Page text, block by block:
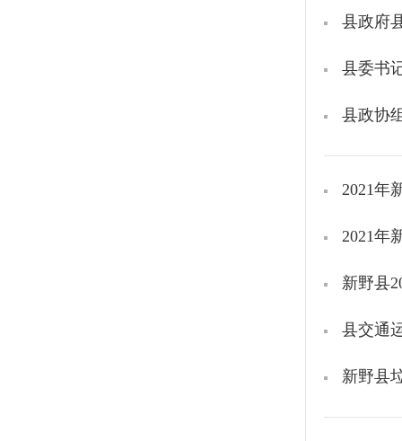
县政府
县委书
县政协
2021年
2021年
新野县
县交通
新野县